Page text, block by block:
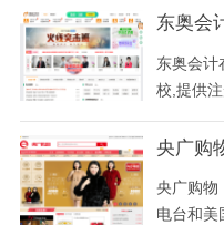
文字的形
设置200
自由定价
东奥会
东奥会计
校,提供
培训,从
成绩查询
央广购
央广购物
电台和美